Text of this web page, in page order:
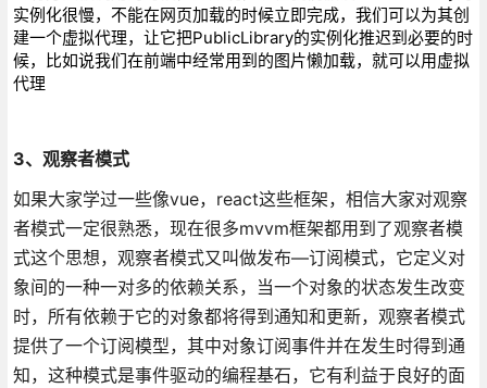
实例化很慢，不能在网页加载的时候立即完成，我们可以为其创
建一个虚拟代理，让它把PublicLibrary的实例化推迟到必要的时
候，比如说我们在前端中经常用到的图片懒加载，就可以用虚拟
代理
3、观察者模式
如果大家学过一些像vue，react这些框架，相信大家对观察
者模式一定很熟悉，现在很多mvvm框架都用到了观察者模
式这个思想，观察者模式又叫做发布—订阅模式，它定义对
象间的一种一对多的依赖关系，当一个对象的状态发生改变
时，所有依赖于它的对象都将得到通知和更新，观察者模式
提供了一个订阅模型，其中对象订阅事件并在发生时得到通
知，这种模式是事件驱动的编程基石，它有利益于良好的面